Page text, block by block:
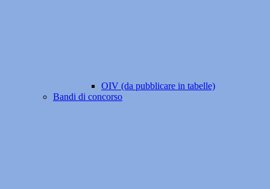
OIV (da pubblicare in tabelle)
Bandi di concorso